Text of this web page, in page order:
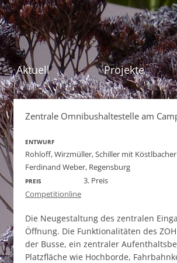
Aktuell Projekte
Zentrale Omnibushaltestelle am
ENTWURF
Rohloff, Wirzmüller, Schiller mit
Ferdinand Weber, Regensburg
PREIS 3. Preis
Competitionline
Die Neugestaltung des zentralen
Öffnung. Die Funktionalitäten des
der Busse, ein zentraler
Platzfläche wie Hochborde,